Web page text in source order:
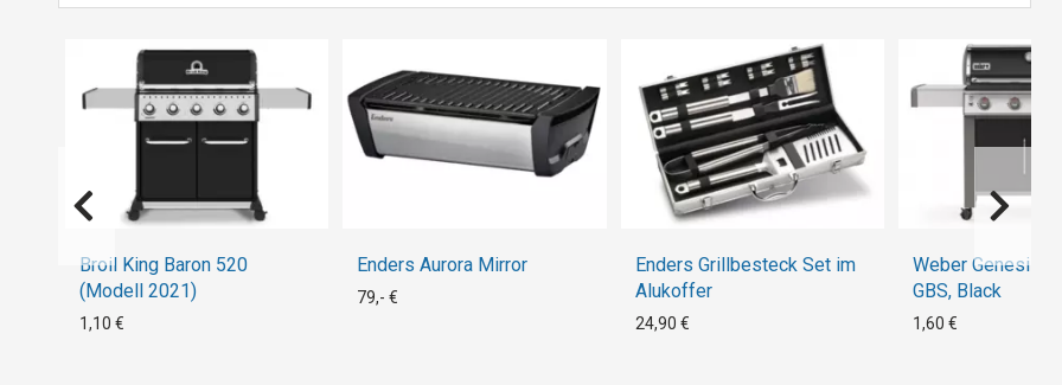
Broil King Baron 520
(Modell 2021)
1,10 €
Enders Aurora Mirror
79,- €
Enders Grillbesteck Set im
Alukoffer
24,90 €
Weber Genesis II
GBS, Black
1,60 €